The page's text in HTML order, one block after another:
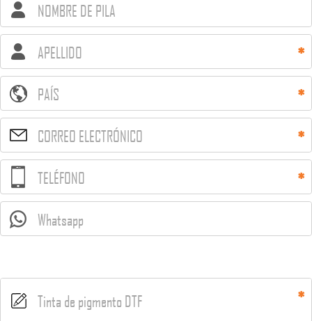
NOMBRE DE PILA
APELLIDO
PAÍS
CORREO ELECTRÓNICO
TELÉFONO
Whatsapp
Tinta de pigmento DTF